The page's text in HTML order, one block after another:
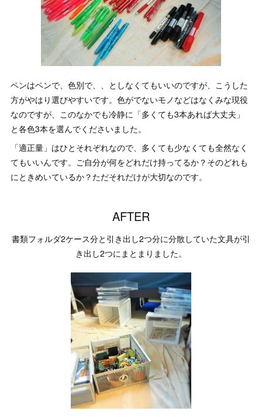
ペンはペンで、色別で、、としなくてもいいのですが、こうした
方がやはり選びやすいです。色がでないモノなどはなくみな現役
なのですが、このなかでも冷静に「多くても3本あれば大丈夫」
と各色3本を選んでくださいました。
「適正量」はひとそれぞれなので、多くても少なくても全然なく
てもいいんです。ご自分が何をどれだけ持ってるか？そのどれも
にときめいているか？ただそれだけが大切なのです。
AFTER
書類フォルダ2ケース分と引き出し2つ分に分散していた文具が引
き出し2つにまとまりました。